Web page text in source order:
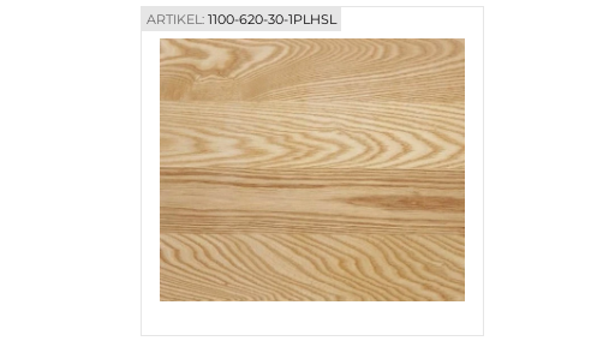
ARTIKEL: 1100-620-30-1PLHSL